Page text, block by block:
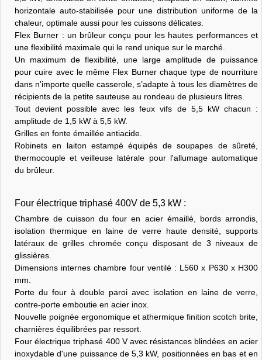
horizontale auto-stabilisée pour une distribution uniforme de la
chaleur, optimale aussi pour les cuissons délicates.
Flex Burner : un brûleur conçu pour les hautes performances et
une flexibilité maximale qui le rend unique sur le marché.
Un maximum de flexibilité, une large amplitude de puissance
pour cuire avec le même Flex Burner chaque type de nourriture
dans n'importe quelle casserole, s’adapte à tous les diamètres de
récipients de la petite sauteuse au rondeau de plusieurs litres.
Tout devient possible avec les feux vifs de 5,5 kW chacun :
amplitude de 1,5 kW à 5,5 kW.
Grilles en fonte émaillée antiacide.
Robinets en laiton estampé équipés de soupapes de sûreté,
thermocouple et veilleuse latérale pour l'allumage automatique
du brûleur.
Four électrique triphasé 400V de 5,3 kW :
Chambre de cuisson du four en acier émaillé, bords arrondis,
isolation thermique en laine de verre haute densité, supports
latéraux de grilles chromée conçu disposant de 3 niveaux de
glissières.
Dimensions internes chambre four ventilé : L560 x P630 x H300
mm.
Porte du four à double paroi avec isolation en laine de verre,
contre-porte emboutie en acier inox.
Nouvelle poignée ergonomique et athermique finition scotch brite,
charnières équilibrées par ressort.
Four électrique triphasé 400 V avec résistances blindées en acier
inoxydable d'une puissance de 5,3 kW, positionnées en bas et en